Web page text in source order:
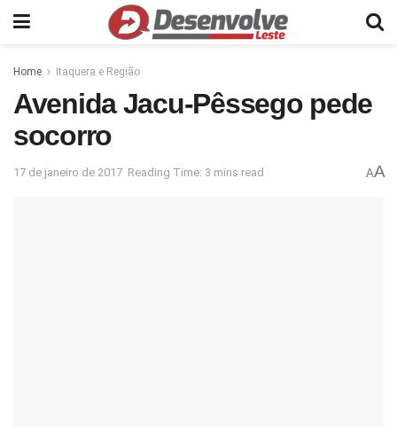
Home Itaquera e Região
Avenida Jacu-Pêssego pede
socorro
17 de janeiro de 2017 Reading Time: 3 mins read AA